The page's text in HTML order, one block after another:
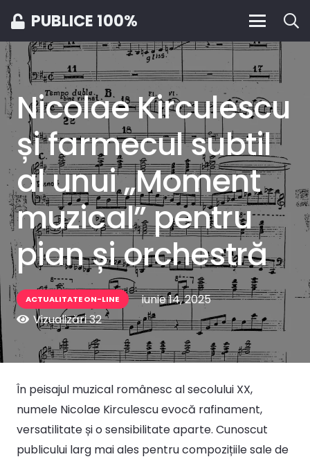
PUBLICE 100%
Nicolae Kirculescu
și farmecul subtil
al unui „Moment
muzical” pentru
pian și orchestră
ACTUALITATE ON-LINE
iunie 14, 2025
Vizualizări32
În peisajul muzical românesc al secolului XX,
numele Nicolae Kirculescu evocă rafinament,
versatilitate și o sensibilitate aparte. Cunoscut
publicului larg mai ales pentru compozițiile sale de